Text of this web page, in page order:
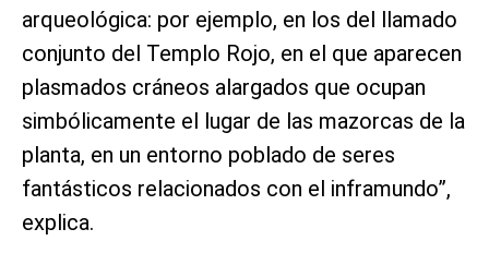
arqueológica: por ejemplo, en los del llamado
conjunto del Templo Rojo, en el que aparecen
plasmados cráneos alargados que ocupan
simbólicamente el lugar de las mazorcas de la
planta, en un entorno poblado de seres
fantásticos relacionados con el inframundo”,
explica.